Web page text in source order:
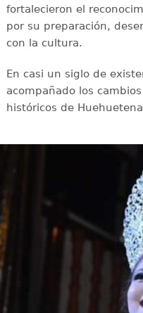
fortalecieron el
por su preparación,
con la cultura.
En casi un siglo de
acompañado los
históricos de